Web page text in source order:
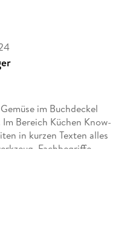
im Buchdeckel
Bereich Küchen Know-
in kurzen Texten alles
Fachbegriffe,